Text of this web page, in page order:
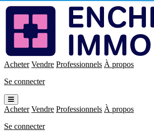
Enchères
Immo
Acheter Vendre Professionnels À propos
Se connecter
Ouvrir
le
menu
Acheter Vendre Professionnels À propos
Se connecter